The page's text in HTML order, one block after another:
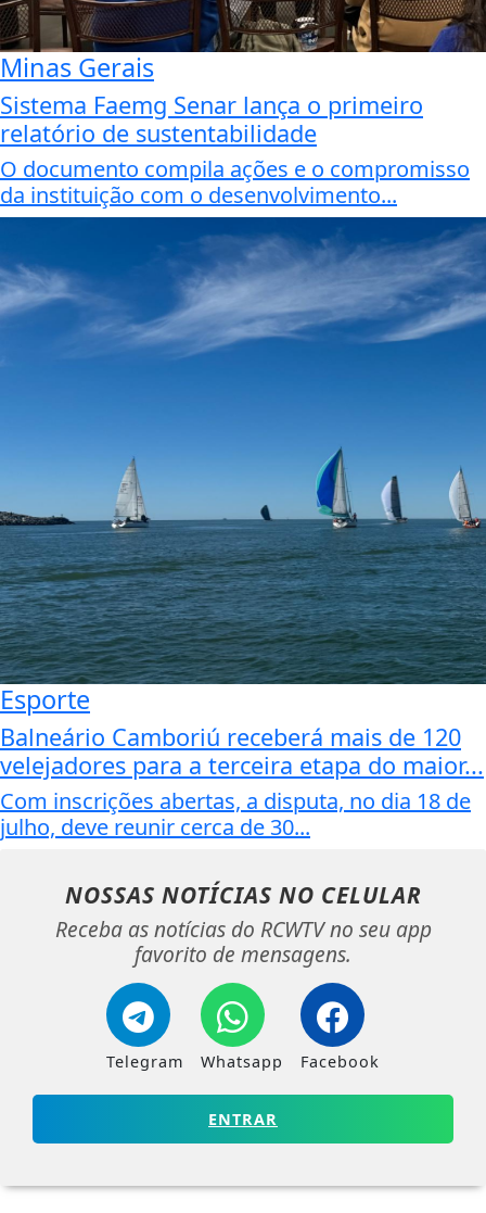
Minas Gerais
Sistema Faemg Senar lança o primeiro
relatório de sustentabilidade
O documento compila ações e o compromisso
da instituição com o desenvolvimento...
Esporte
Balneário Camboriú receberá mais de 120
velejadores para a terceira etapa do maior...
Com inscrições abertas, a disputa, no dia 18 de
julho, deve reunir cerca de 30...
NOSSAS NOTÍCIAS NO CELULAR
Receba as notícias do RCWTV no seu app
favorito de mensagens.
Telegram Whatsapp Facebook
ENTRAR